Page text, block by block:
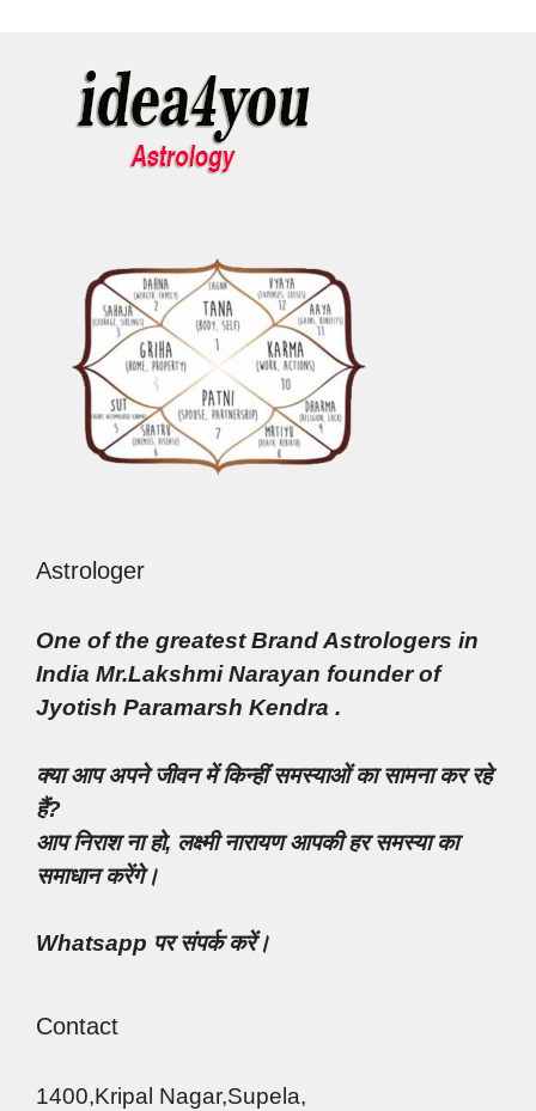
Astrologer
One of the greatest Brand Astrologers in
India Mr.Lakshmi Narayan founder of
Jyotish Paramarsh Kendra .
क्या आप अपने जीवन में किन्हीं समस्याओं का सामना कर रहे
हैं?
आप निराश ना हो, लक्ष्मी नारायण आपकी हर समस्या का
समाधान करेंगे।
Whatsapp पर संपर्क करें।
Contact
1400,Kripal Nagar,Supela,